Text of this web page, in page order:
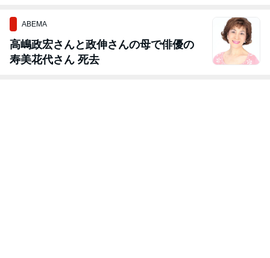
ABEMA
高嶋政宏さんと政伸さんの母で俳優の
寿美花代さん 死去